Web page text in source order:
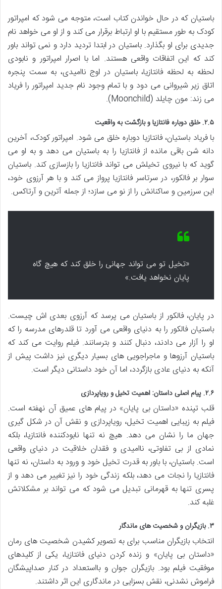
باستیان که در حال خواندن کتاب است، متوجه می شود که امپراتور
کودک به طور مستقیم با او ارتباط برقرار می کند و از او می خواهد نام
جدیدی برای او بگذارد. باستیان در ابتدا تردید دارد و نمی تواند باور
کند که این اتفاقات واقعی هستند. اما با اصرار امپراتور و نابودی
لحظه به لحظه فانتازیا، باستیان در اوج ناامیدی، به سمت پنجره
اتاق زیر شیروانی می دود و با تمام وجود نام جدید امپراتور را فریاد
می زند: مون چایلد (Moonchild).
۲.۵. خلق دوباره فانتازیا و بازگشت به واقعیت
با فریاد باستیان، فانتازیا دوباره خلق می شود. امپراتور کودک، آخرین
دانه شن باقی مانده از فانتازیا را به باستیان می دهد و به او می
گوید که با نیروی تخیلش می تواند فانتازیا را بازسازی کند. باستیان
سوار بر فالکور، در سرتاسر فانتازیا پرواز می کند و با هر آرزوی خود،
این سرزمین و ساکنانش را از نو می سازد؛ از جمله آترین و آرتاکس.
«تخیل تو می تواند جهانی را خلق کند که هیچ گاه
پایان نخواهد یافت.»
در پایان، فالکور از باستیان می پرسد که آرزوی بعدی اش چیست.
باستیان فالکور را به دنیای واقعی می آورد تا قلدرهای مدرسه را که
او را آزار می دادند، دنبال کنند و بترسانند. فیلم روایت می کند که
باستیان آرزوها و ماجراجویی های بسیار دیگری نیز داشت پیش از
آنکه به دنیای عادی بازگردد، اما آن خود داستانی دیگر است.
۲.۶. پیام اصلی داستان: اهمیت تخیل و رویاپردازی
قلب تپنده «داستان بی پایان» در پیام های عمیق آن نهفته است.
فیلم به زیبایی اهمیت تخیل، رویاپردازی و نقش آن در شکل گیری
جهان ما را نشان می دهد. هیچ نه تنها نابودکننده فانتازیا، بلکه
نمادی از بی تفاوتی، ناامیدی و فقدان خلاقیت در دنیای واقعی
است. باستیان، با باور به قدرت تخیل خود و ورود به داستان، نه تنها
فانتازیا را نجات می دهد، بلکه زندگی خود را نیز تغییر می دهد و از
پسری تنها به قهرمانی تبدیل می شود که می تواند بر مشکلاتش
غلبه کند.
۳. بازیگران و شخصیت های ماندگار
انتخاب بازیگران مناسب برای به تصویر کشیدن شخصیت های رمان
«داستان بی پایان» و زنده کردن دنیای فانتازیا، یکی از کلیدهای
موفقیت فیلم بود. بازیگران جوان و بااستعداد در کنار صداپیشگان
فراموش نشدنی، نقش بسزایی در ماندگاری این اثر داشتند.